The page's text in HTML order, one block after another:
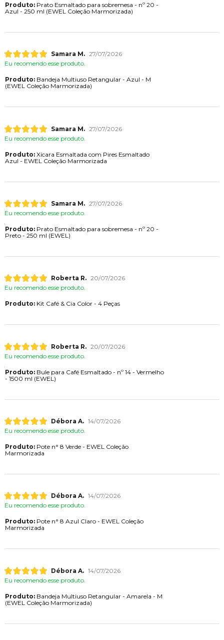
Produto:Prato Esmaltado para sobremesa - nº 20 -
Azul - 250 ml (EWEL Coleção Marmorizada)
Samara M. 27/07/2026
Eu recomendo esse produto.
Produto:Bandeja Multiuso Retangular - Azul - M
(EWEL Coleção Marmorizada)
Samara M. 27/07/2026
Eu recomendo esse produto.
Produto:Xícara Esmaltada com Pires Esmaltado
Azul - EWEL Coleção Marmorizada
Samara M. 27/07/2026
Eu recomendo esse produto.
Produto:Prato Esmaltado para sobremesa - nº 20 -
Preto - 250 ml (EWEL)
Roberta R. 20/07/2026
Eu recomendo esse produto.
Produto:Kit Café & Cia Color - 4 Peças
Roberta R. 20/07/2026
Eu recomendo esse produto.
Produto:Bule para Café Esmaltado - nº 14 - Vermelho
- 1500 ml (EWEL)
Débora A. 14/07/2026
Eu recomendo esse produto.
Produto:Pote n° 8 Verde - EWEL Coleção
Marmorizada
Débora A. 14/07/2026
Eu recomendo esse produto.
Produto:Pote n° 8 Azul Claro - EWEL Coleção
Marmorizada
Débora A. 14/07/2026
Eu recomendo esse produto.
Produto:Bandeja Multiuso Retangular - Amarela - M
(EWEL Coleção Marmorizada)